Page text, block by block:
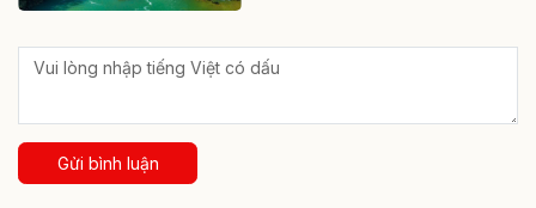
Gửi bình luận